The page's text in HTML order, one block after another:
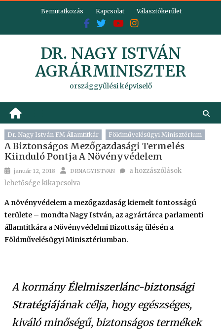
Bemutatkozás Kapcsolat Választókerület
DR. NAGY ISTVÁN
AGRÁRMINISZTER
országgyűlési képviselő
Dr. Nagy István FM Államtitkár Földművelésügyi Minisztérium
A Biztonságos Mezőgazdasági Termelés
Kiinduló Pontja A Növényvédelem
Posted
on
január 12, 2018 Author
DRNAGYISTVAN
A
termelés
kiinduló
pontja
a hozzászólások
lehetősége kikapcsolva
A növényvédelem a mezőgazdaság kiemelt fontosságú
területe – mondta Nagy István, az agrártárca parlamenti
államtitkára a Növényvédelmi Bizottság ülésén a
Földművelésügyi Minisztériumban.
A kormányÉlelmiszerlánc-biztonsági
Stratégiájának célja, hogy egészséges,
kiváló minőségű, biztonságos termékek